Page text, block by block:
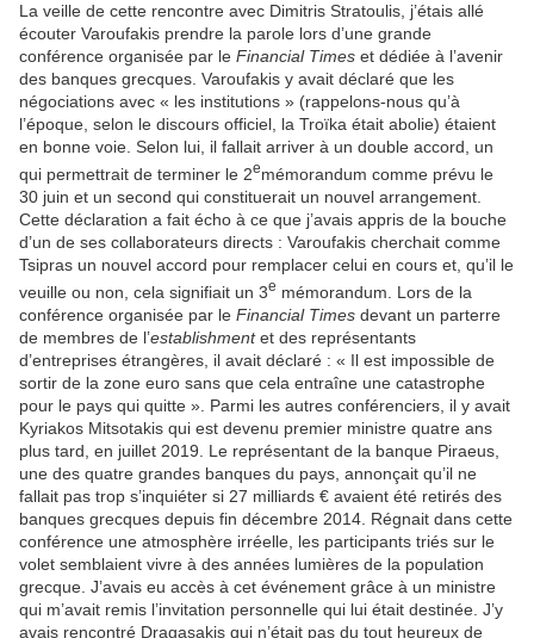
La veille de cette rencontre avec Dimitris Stratoulis, j’étais allé
écouter Varoufakis prendre la parole lors d’une grande
conférence organisée par le Financial Times et dédiée à l’avenir
des banques grecques. Varoufakis y avait déclaré que les
négociations avec « les institutions » (rappelons-nous qu’à
l’époque, selon le discours officiel, la Troïka était abolie) étaient
en bonne voie. Selon lui, il fallait arriver à un double accord, un
qui permettrait de terminer le 2emémorandum comme prévu le
30 juin et un second qui constituerait un nouvel arrangement.
Cette déclaration a fait écho à ce que j’avais appris de la bouche
d’un de ses collaborateurs directs : Varoufakis cherchait comme
Tsipras un nouvel accord pour remplacer celui en cours et, qu’il le
veuille ou non, cela signifiait un 3e mémorandum. Lors de la
conférence organisée par le Financial Times devant un parterre
de membres de l’establishment et des représentants
d’entreprises étrangères, il avait déclaré : « Il est impossible de
sortir de la zone euro sans que cela entraîne une catastrophe
pour le pays qui quitte ». Parmi les autres conférenciers, il y avait
Kyriakos Mitsotakis qui est devenu premier ministre quatre ans
plus tard, en juillet 2019. Le représentant de la banque Piraeus,
une des quatre grandes banques du pays, annonçait qu’il ne
fallait pas trop s’inquiéter si 27 milliards € avaient été retirés des
banques grecques depuis fin décembre 2014. Régnait dans cette
conférence une atmosphère irréelle, les participants triés sur le
volet semblaient vivre à des années lumières de la population
grecque. J’avais eu accès à cet événement grâce à un ministre
qui m’avait remis l’invitation personnelle qui lui était destinée. J’y
avais rencontré Dragasakis qui n’était pas du tout heureux de